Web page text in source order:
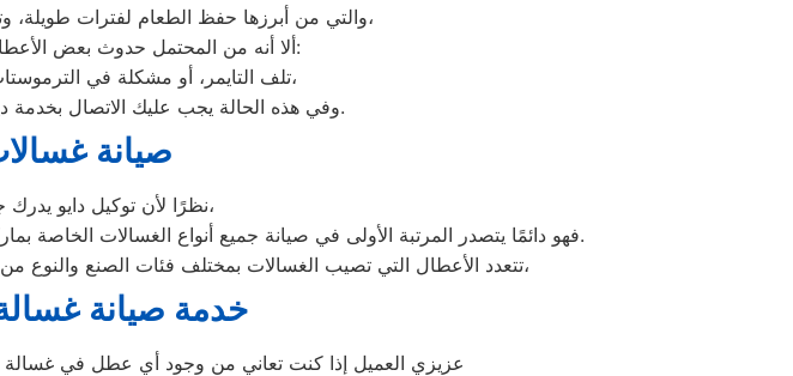
والتي من أبرزها حفظ الطعام لفترات طويلة، وتعدد موديلاته المختلفة، وبالرغم من مميزاته العديدة،
ألا أنه من المحتمل حدوث بعض الأعطال التي تتطلب الصيانة، ومن هذه الأعطال:
تلف التايمر، أو مشكلة في الترموستات، أو السخان، أو عطل بالدائرة الكهربائية،
وفي هذه الحالة يجب عليك الاتصال بخدمة ديب فريزر دايو المقطم لعمل الإصلاحات اللازمة.
صيانة
نظرًا لأن توكيل دايو يدرك جيدًا ما يحتاجه العملاء المقطم،
فهو دائمًا يتصدر المرتبة الأولى في صيانة جميع أنواع الغسالات الخاصة بماركة دايو تحت أيدي أنسب المقطم، مع مراعاة توفير أفضل خدمات الدعم الفنى.
تتعدد الأعطال التي تصيب الغسالات بمختلف فئات الصنع والنوع مناوتوماتيك، واخرى فوق اوتوماتيك، والنصف اتوماتيك،
خدمة صيانة
عزيزي العميل إذا كنت تعاني من وجود أي عطل في غسالة